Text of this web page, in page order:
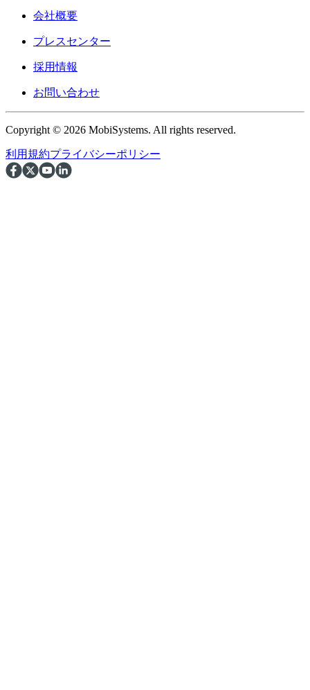
会社概要
プレスセンター
採用情報
お問い合わせ
Copyright © 2026 MobiSystems. All rights reserved.
利用規約プライバシーポリシー